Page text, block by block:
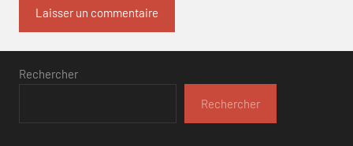
Rechercher
Rechercher